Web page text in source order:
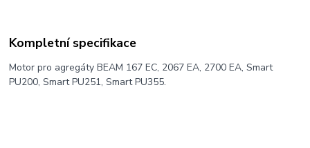
Kompletní specifikace
Motor pro agregáty BEAM 167 EC, 2067 EA, 2700 EA, Smart
PU200, Smart PU251, Smart PU355.